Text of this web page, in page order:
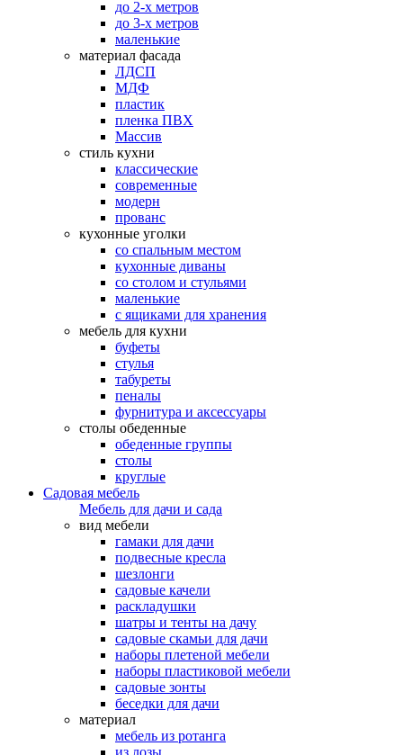
до 2-х метров
до 3-х метров
маленькие
материал фасада
ЛДСП
МДФ
пластик
пленка ПВХ
Массив
стиль кухни
классические
современные
модерн
прованс
кухонные уголки
со спальным местом
кухонные диваны
со столом и стульями
маленькие
с ящиками для хранения
мебель для кухни
буфеты
стулья
табуреты
пеналы
фурнитура и аксессуары
столы обеденные
обеденные группы
столы
круглые
Садовая мебель
Мебель для дачи и сада
вид мебели
гамаки для дачи
подвесные кресла
шезлонги
садовые качели
раскладушки
шатры и тенты на дачу
садовые скамьи для дачи
наборы плетеной мебели
наборы пластиковой мебели
садовые зонты
беседки для дачи
материал
мебель из ротанга
из лозы